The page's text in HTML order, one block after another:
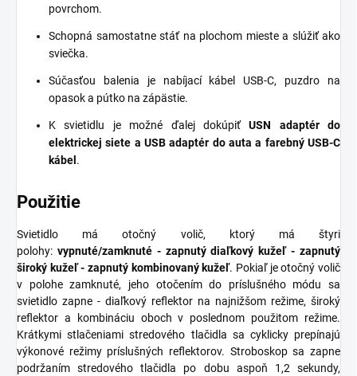
povrchom.
Schopná samostatne stáť na plochom mieste a slúžiť ako
sviečka.
Súčasťou balenia je nabíjací kábel USB-C, puzdro na
opasok a pútko na zápästie.
K svietidlu je možné ďalej dokúpiť
USN adaptér do
elektrickej siete a USB adaptér do auta a farebný USB-C
kábel .
Použitie
Svietidlo má otočný volič, ktorý má štyri
polohy: vypnuté/zamknuté - zapnutý diaľkový kužeľ - zapnutý
široký kužeľ - zapnutý kombinovaný kužeľ. Pokiaľ je otočný volič
v polohe zamknuté, jeho otočením do príslušného módu sa
svietidlo zapne - diaľkový reflektor na najnižšom režime, široký
reflektor a kombináciu oboch v poslednom použitom režime.
Krátkymi stlačeniami stredového tlačidla sa cyklicky prepínajú
výkonové režimy príslušných reflektorov. Stroboskop sa zapne
podržaním stredového tlačidla po dobu aspoň 1,2 sekundy,